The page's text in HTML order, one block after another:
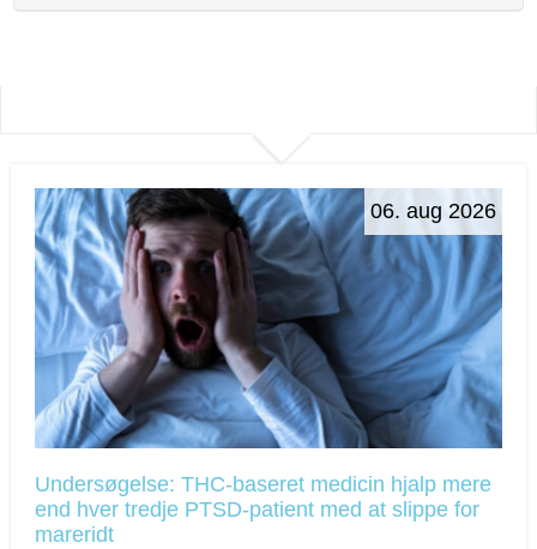
06. aug 2026
Undersøgelse: THC-baseret medicin hjalp mere
end hver tredje PTSD-patient med at slippe for
mareridt